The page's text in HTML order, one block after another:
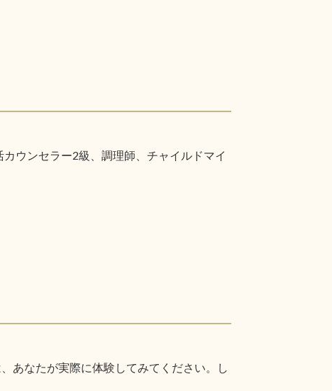
ウンセラー2級、調理師、チャイルドマイ
あなたが実際に体験してみてください。し